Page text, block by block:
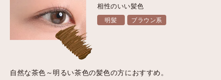
相性のいい髪色
明髪 ブラウン系
自然な茶色～明るい茶色の髪色の方におすすめ。